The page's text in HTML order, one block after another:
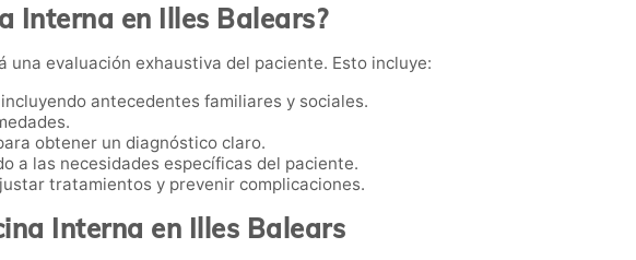
Interna en Illes Balears?
evaluación exhaustiva del paciente. Esto incluye:
antecedentes familiares y sociales.
obtener un diagnóstico claro.
a las necesidades específicas del paciente.
tratamientos y prevenir complicaciones.
Interna en Illes Balears